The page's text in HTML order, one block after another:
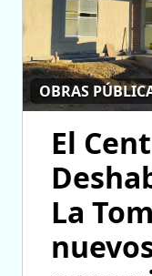
OBRAS
El
La